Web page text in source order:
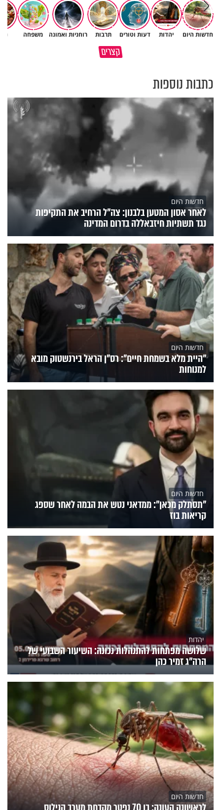
חדשות היום יהדות דעות וטורים תרבות רוחניות ואמונה משפחה
קצרים
מתחילים לעבוד לקראת ראש
הרגעים הקשים ביותר בחיים
כתבות נוספות
חדשות היום
לאחר אסון המטען בלבנון: צה"ל הרחיב את התקיפות
נגד תשתיות חיזבאללה בדרום המדינה
חדשות היום
"היית מלא בשמחת חיים": רס"ן הראל בירנשטוק מובא
למנוחות
חדשות היום
"תסתלק מכאן": ממדאני נטש את הבמה לאחר שספג
קריאות בוז
יהדות
שלושה מפתחות להתנהלות נכונה: השיעור השבועי של
הרה"ג זמיר כהן
חדשות היום